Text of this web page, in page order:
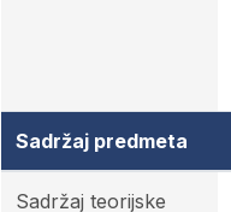
Sadržaj predmeta
Sadržaj teorijske